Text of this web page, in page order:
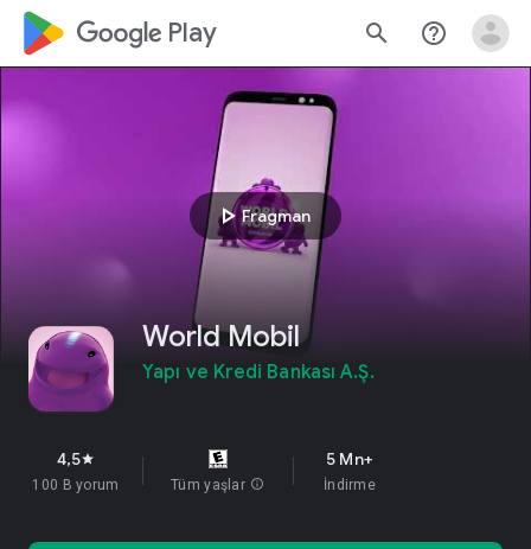
google_logo Play search help_outline
play_arrowFragman
World Mobil
Yapı ve Kredi Bankası A.Ş.
4,5star
100 B yorum Tüm yaşlar info
5 Mn+
İndirme